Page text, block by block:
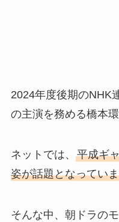
2024年度後期のNHK
の主演を務める橋本環
ネットでは、 平成ギ
姿が話題となってい
そんな中、朝ドラの